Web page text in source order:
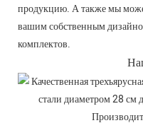
продукцию. А также мы
вашим собственным
комплектов.